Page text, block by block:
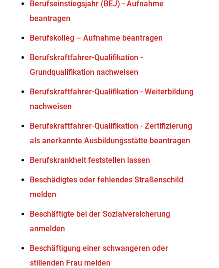
Berufseinstiegsjahr (BEJ) - Aufnahme
beantragen
Berufskolleg – Aufnahme beantragen
Berufskraftfahrer-Qualifikation -
Grundqualifikation nachweisen
Berufskraftfahrer-Qualifikation - Weiterbildung
nachweisen
Berufskraftfahrer-Qualifikation - Zertifizierung
als anerkannte Ausbildungsstätte beantragen
Berufskrankheit feststellen lassen
Beschädigtes oder fehlendes Straßenschild
melden
Beschäftigte bei der Sozialversicherung
anmelden
Beschäftigung einer schwangeren oder
stillenden Frau melden